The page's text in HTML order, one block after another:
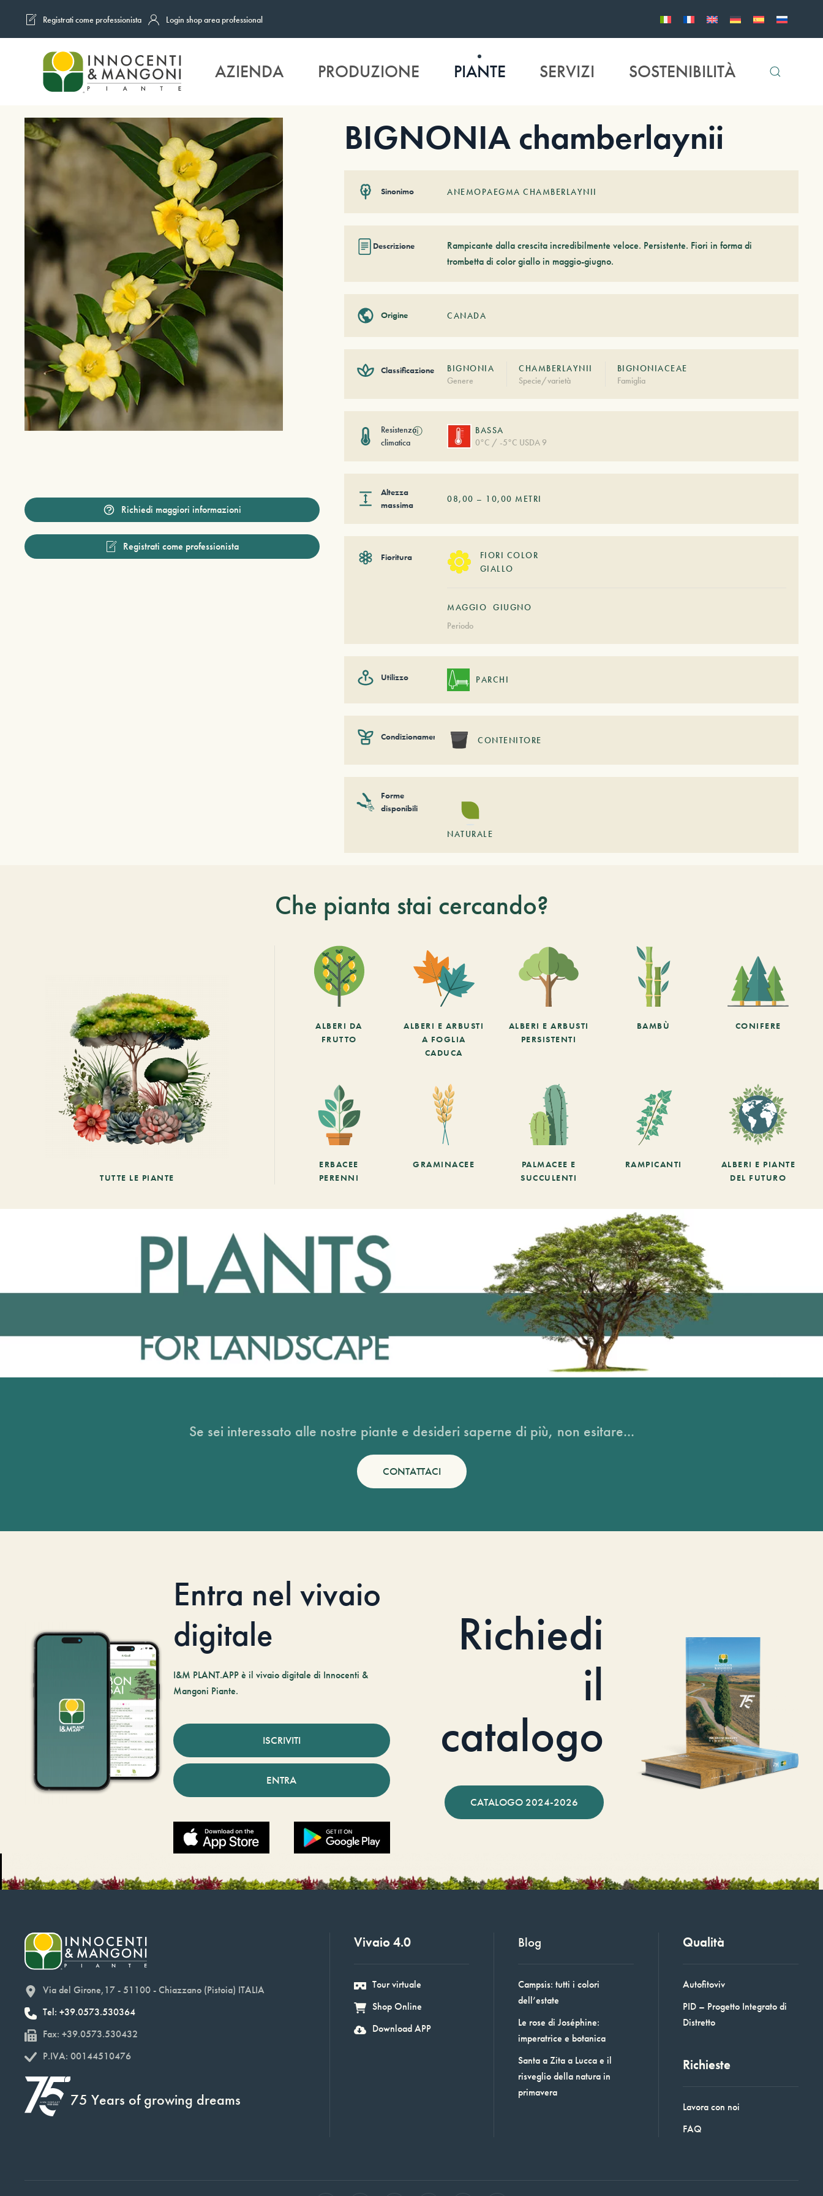
Skip to main content
Registrati come professionista Login shop area professional
AZIENDA PRODUZIONE PIANTE SERVIZI SOSTENIBILITÀ
Richiedi maggiori informazioni
Registrati come professionista
BIGNONIA chamberlaynii
Sinonimo ANEMOPAEGMA CHAMBERLAYNII
Descrizione
Rampicante dalla crescita incredibilmente veloce. Persistente. Fiori in forma di
trombetta di color giallo in maggio-giugno.
Origine CANADA
Classificazione
BIGNONIA
Genere
CHAMBERLAYNII
Specie/varietà
BIGNONIACEAE
Famiglia
Resistenza
climatica
ⓘ
BASSA
0°C / -5°C USDA 9
Altezza
massima
08,00 – 10,00 METRI
Fioritura
FIORI COLOR
GIALLO
MAGGIO
GIUGNO
Periodo
Utilizzo PARCHI
Condizionamento CONTENITORE
Forme
disponibili
NATURALE
Che pianta stai cercando?
TUTTE LE PIANTE
ALBERI DA
FRUTTO
ALBERI E ARBUSTI
A FOGLIA
CADUCA
ALBERI E ARBUSTI
PERSISTENTI
BAMBÙ CONIFERE
ERBACEE
PERENNI
GRAMINACEE
PALMACEE E
SUCCULENTI
RAMPICANTI
ALBERI E PIANTE
DEL FUTURO
Se sei interessato alle nostre piante e desideri saperne di più, non esitare...
CONTATTACI
Entra nel vivaio
digitale
I&M PLANT.APP è il vivaio digitale di Innocenti &
Mangoni Piante.
ISCRIVITI
ENTRA
Richiedi
il
catalogo
CATALOGO 2024-2026
Via del Girone,17 - 51100 - Chiazzano (Pistoia) ITALIA
Tel: +39.0573.530364
Fax: +39.0573.530432
P.IVA: 00144510476
75 Years of growing dreams
Vivaio 4.0
Tour virtuale
Shop Online
Download APP
Blog
Campsis: tutti i colori
dell’estate
Le rose di Joséphine:
imperatrice e botanica
Santa a Zita a Lucca e il
risveglio della natura in
primavera
Qualità
Autofitoviv
PID – Progetto Integrato di
Distretto
Richieste
Lavora con noi
FAQ